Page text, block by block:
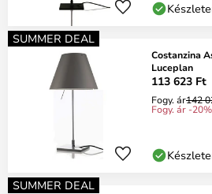
SUMMER DEAL
Costanzina
Luceplan
113 623 Ft
Fogy. ár142
Fogy. ár -20%
SUMMER DEAL